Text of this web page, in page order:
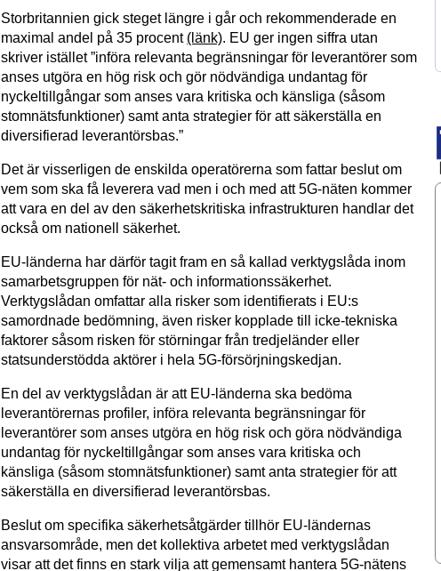
Storbritannien gick steget längre i går och rekommenderade en
maximal andel på 35 procent (länk). EU ger ingen siffra utan
skriver istället ”införa relevanta begränsningar för leverantörer som
anses utgöra en hög risk och gör nödvändiga undantag för
nyckeltillgångar som anses vara kritiska och känsliga (såsom
stomnätsfunktioner) samt anta strategier för att säkerställa en
diversifierad leverantörsbas.”
Det är visserligen de enskilda operatörerna som fattar beslut om
vem som ska få leverera vad men i och med att 5G-näten kommer
att vara en del av den säkerhetskritiska infrastrukturen handlar det
också om nationell säkerhet.
EU-länderna har därför tagit fram en så kallad verktygslåda inom
samarbetsgruppen för nät- och informationssäkerhet.
Verktygslådan omfattar alla risker som identifierats i EU:s
samordnade bedömning, även risker kopplade till icke-tekniska
faktorer såsom risken för störningar från tredjeländer eller
statsunderstödda aktörer i hela 5G-försörjningskedjan.
En del av verktygslådan är att EU-länderna ska bedöma
leverantörernas profiler, införa relevanta begränsningar för
leverantörer som anses utgöra en hög risk och göra nödvändiga
undantag för nyckeltillgångar som anses vara kritiska och
känsliga (såsom stomnätsfunktioner) samt anta strategier för att
säkerställa en diversifierad leverantörsbas.
Beslut om specifika säkerhetsåtgärder tillhör EU-ländernas
ansvarsområde, men det kollektiva arbetet med verktygslådan
visar att det finns en stark vilja att gemensamt hantera 5G-nätens